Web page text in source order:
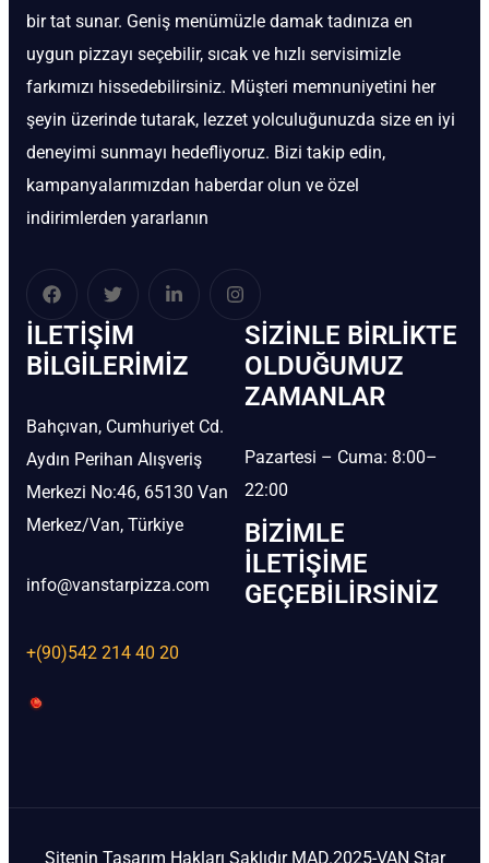
bir tat sunar. Geniş menümüzle damak tadınıza en
uygun pizzayı seçebilir, sıcak ve hızlı servisimizle
farkımızı hissedebilirsiniz. Müşteri memnuniyetini her
şeyin üzerinde tutarak, lezzet yolculuğunuzda size en iyi
deneyimi sunmayı hedefliyoruz. Bizi takip edin,
kampanyalarımızdan haberdar olun ve özel
indirimlerden yararlanın
İLETIŞIM
BİLGILERIMIZ
Bahçıvan, Cumhuriyet Cd.
Aydın Perihan Alışveriş
Merkezi No:46, 65130 Van
Merkez/Van, Türkiye
info@vanstarpizza.com
+(90)542 214 40 20
SIZINLE BIRLIKTE
OLDUĞUMUZ
ZAMANLAR
Pazartesi – Cuma: 8:00–
22:00
BIZIMLE
İLETIŞIME
GEÇEBILIRSINIZ
Sitenin Tasarım Hakları Saklıdır MAD.2025-VAN Star